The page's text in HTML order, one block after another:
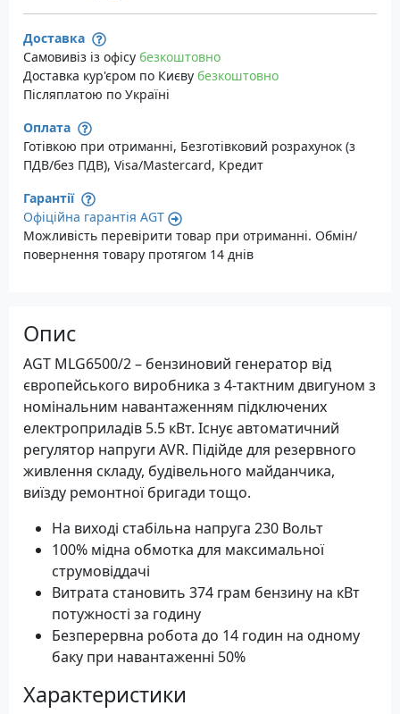
Доставка
Самовивіз із офісу безкоштовно
Доставка кур'єром по Києву безкоштовно
Післяплатою по Україні
Оплата
Готівкою при отриманні, Безготівковий розрахунок (з
ПДВ/без ПДВ), Visa/Mastercard, Кредит
Гарантії
Офіційна гарантія AGT
Можливість перевірити товар при отриманні. Обмін/
повернення товару протягом 14 днів
Опис
AGT MLG6500/2 – бензиновий генератор від
європейського виробника з 4-тактним двигуном з
номінальним навантаженням підключених
електроприладів 5.5 кВт. Існує автоматичний
регулятор напруги AVR. Підійде для резервного
живлення складу, будівельного майданчика,
виїзду ремонтної бригади тощо.
На виході стабільна напруга 230 Вольт
100% мідна обмотка для максимальної
струмовіддачі
Витрата становить 374 грам бензину на кВт
потужності за годину
Безперервна робота до 14 годин на одному
баку при навантаженні 50%
Характеристики